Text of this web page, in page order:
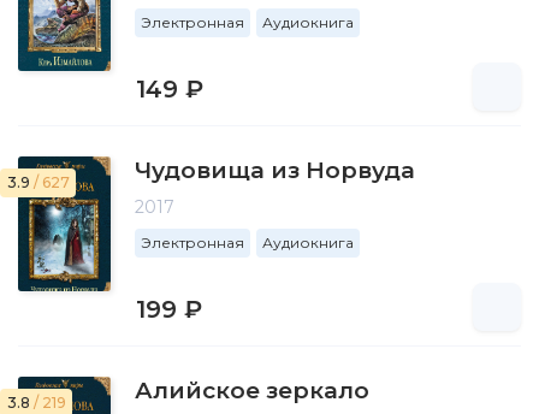
Электронная Аудиокнига
149 ₽
3.9 / 627 Чудовища из Норвуда
2017
Электронная Аудиокнига
199 ₽
3.8 / 219 Алийское зеркало